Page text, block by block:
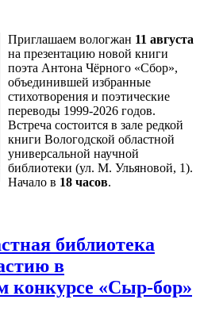
Приглашаем вологжан 11 августа
на презентацию новой книги
поэта Антона Чёрного «Сбор»,
объединившей избранные
стихотворения и поэтические
переводы 1999-2026 годов.
Встреча состоится в зале редкой
книги Вологодской областной
универсальной научной
библиотеки (ул. М. Ульяновой, 1).
Начало в 18 часов.
библиотека
в
конкурсе «Сыр-бор»